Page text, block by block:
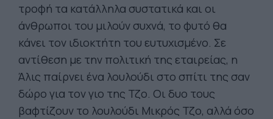
τροφή τα κατάλληλα συστατικά και οι
άνθρωποι του μιλούν συχνά, το φυτό θα
κάνει τον ιδιοκτήτη του ευτυχισμένο. Σε
αντίθεση με την πολιτική της εταιρείας, η
Άλις παίρνει ένα λουλούδι στο σπίτι της σαν
δώρο για τον γιο της Τζο. Οι δυο τους
βαφτίζουν το λουλούδι Μικρός Τζο, αλλά όσο